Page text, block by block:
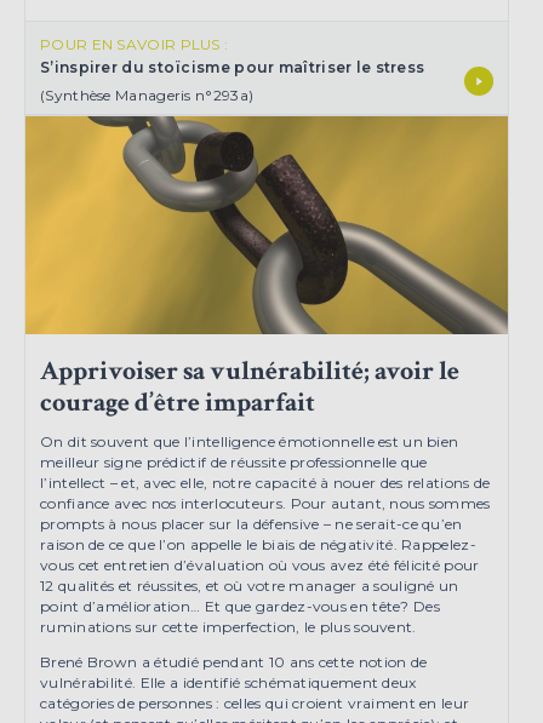
POUR EN SAVOIR PLUS :
S’inspirer du stoïcisme pour maîtriser le stress
(Synthèse Manageris n°293a)
Apprivoiser sa vulnérabilité; avoir le
courage d’être imparfait
On dit souvent que l’intelligence émotionnelle est un bien
meilleur signe prédictif de réussite professionnelle que
l’intellect – et, avec elle, notre capacité à nouer des relations de
confiance avec nos interlocuteurs. Pour autant, nous sommes
prompts à nous placer sur la défensive – ne serait-ce qu’en
raison de ce que l’on appelle le biais de négativité. Rappelez-
vous cet entretien d’évaluation où vous avez été félicité pour
12 qualités et réussites, et où votre manager a souligné un
point d’amélioration… Et que gardez-vous en tête? Des
ruminations sur cette imperfection, le plus souvent.
Brené Brown a étudié pendant 10 ans cette notion de
vulnérabilité. Elle a identifié schématiquement deux
catégories de personnes : celles qui croient vraiment en leur